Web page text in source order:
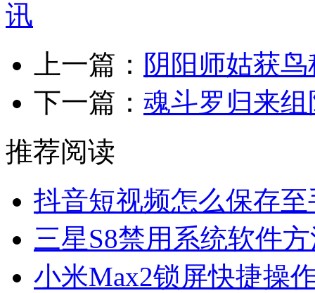
上一篇： 阴阳师姑获
下一篇： 魂斗罗归来
推荐阅读
抖音短视频怎么保存至
三星S8禁用系统软件
小米Max2锁屏快捷操